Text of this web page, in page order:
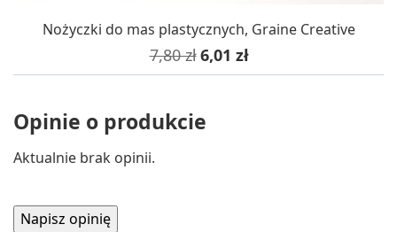
Nożyczki do mas plastycznych, Graine Creative
Cena podstawowa
7,80 zł Cena
6,01 zł
Opinie o produkcie
Aktualnie brak opinii.